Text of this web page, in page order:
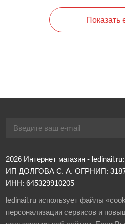
Показать
2026 Интернет магазин -
ИП ДОЛГОВА С. А. ОГРНИП:
ИНН: 645329910205
ledinail.ru использует файлы
персонализации сервисов и